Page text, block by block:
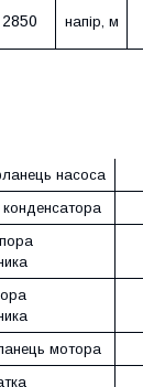
2850 напір, м
насоса
мотора